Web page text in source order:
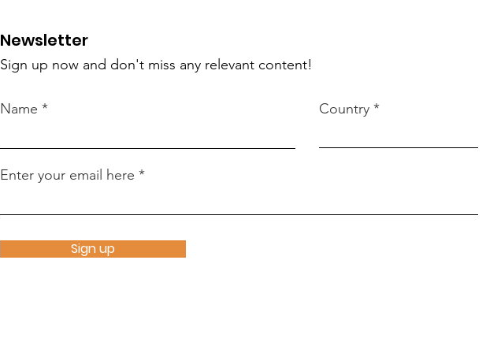
Newsletter
Sign up now and don't miss any relevant content!
Name Country
Enter your email here
Sign up